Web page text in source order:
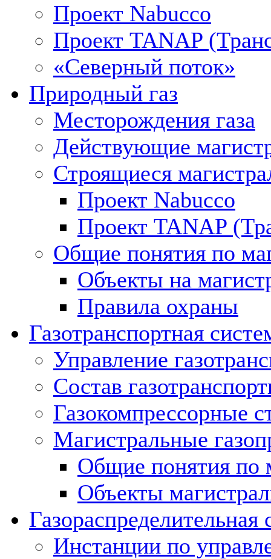
Проект Nabucco
Проект TANAP
«Северный поток»
Природный газ
Месторождения газа
Действующие
Строящиеся
Проект Nabucco
Проект TANAP
Общие понятия по
Объекты на
Правила охраны
Газотранспортная
Управление
Состав
Газокомпрессорные
Магистральные
Общие понятия по
Объекты
Газораспределительная
Инстанции по